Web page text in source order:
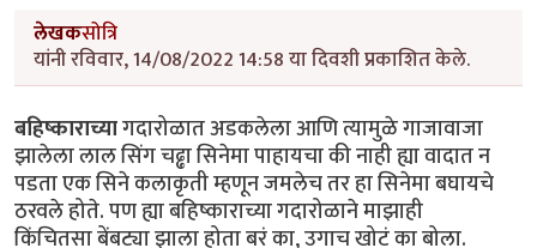
लेखकसोत्रि
यांनी रविवार, 14/08/2022 14:58 या दिवशी प्रकाशित केले.
बहिष्काराच्यागदारोळात अडकलेला आणि त्यामुळे गाजावाजा
झालेला लाल सिंग चढ्ढा सिनेमा पाहायचा की नाही ह्या वादात न
पडता एक सिने कलाकृती म्हणून जमलेच तर हा सिनेमा बघायचे
ठरवले होते. पण ह्या बहिष्काराच्या गदारोळाने माझाही
किंचितसा बेंबट्या झाला होता बरं का, उगाच खोटं का बोला.